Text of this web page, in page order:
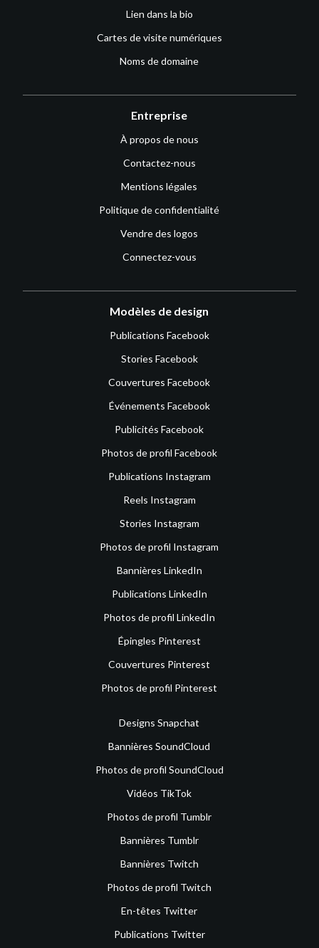
Lien dans la bio
Cartes de visite numériques
Noms de domaine
Entreprise
À propos de nous
Contactez-nous
Mentions légales
Politique de confidentialité
Vendre des logos
Connectez-vous
Modèles de design
Publications Facebook
Stories Facebook
Couvertures Facebook
Événements Facebook
Publicités Facebook
Photos de profil Facebook
Publications Instagram
Reels Instagram
Stories Instagram
Photos de profil Instagram
Bannières LinkedIn
Publications LinkedIn
Photos de profil LinkedIn
Épingles Pinterest
Couvertures Pinterest
Photos de profil Pinterest
Designs Snapchat
Bannières SoundCloud
Photos de profil SoundCloud
Vidéos TikTok
Photos de profil Tumblr
Bannières Tumblr
Bannières Twitch
Photos de profil Twitch
En-têtes Twitter
Publications Twitter